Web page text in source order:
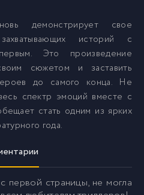
демонстрирует свое
историй с
Это произведение
сюжетом и заставить
до самого конца. Не
спектр эмоций вместе с
стать одним из ярких
года.
первой страницы, не могла